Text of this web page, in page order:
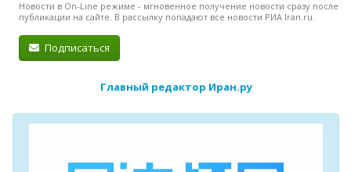
Новости в On-Line режиме - мгновенное получение новости сразу после
публикации на сайте. В рассылку попадают все новости РИА Iran.ru.
Подписаться
Главный редактор Иран.ру